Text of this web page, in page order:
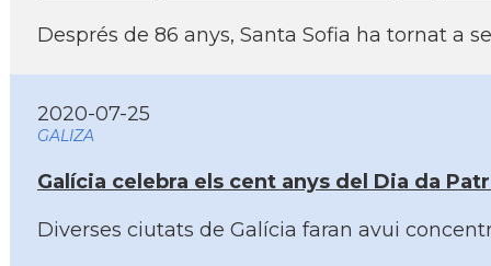
Després de 86 anys, Santa Sofia ha tornat
2020-07-25
GALIZA
Galí­cia celebra els cent anys del Dia da
Diverses ciutats de Galí­cia faran avui